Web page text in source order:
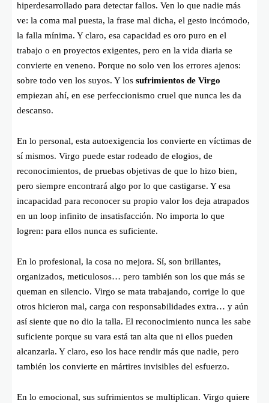
hiperdesarrollado para detectar fallos. Ven lo que nadie más
ve: la coma mal puesta, la frase mal dicha, el gesto incómodo,
la falla mínima. Y claro, esa capacidad es oro puro en el
trabajo o en proyectos exigentes, pero en la vida diaria se
convierte en veneno. Porque no solo ven los errores ajenos:
sobre todo ven los suyos. Y los sufrimientos de Virgo
empiezan ahí, en ese perfeccionismo cruel que nunca les da
descanso.
En lo personal, esta autoexigencia los convierte en víctimas de
sí mismos. Virgo puede estar rodeado de elogios, de
reconocimientos, de pruebas objetivas de que lo hizo bien,
pero siempre encontrará algo por lo que castigarse. Y esa
incapacidad para reconocer su propio valor los deja atrapados
en un loop infinito de insatisfacción. No importa lo que
logren: para ellos nunca es suficiente.
En lo profesional, la cosa no mejora. Sí, son brillantes,
organizados, meticulosos… pero también son los que más se
queman en silencio. Virgo se mata trabajando, corrige lo que
otros hicieron mal, carga con responsabilidades extra… y aún
así siente que no dio la talla. El reconocimiento nunca les sabe
suficiente porque su vara está tan alta que ni ellos pueden
alcanzarla. Y claro, eso los hace rendir más que nadie, pero
también los convierte en mártires invisibles del esfuerzo.
En lo emocional, sus sufrimientos se multiplican. Virgo quiere